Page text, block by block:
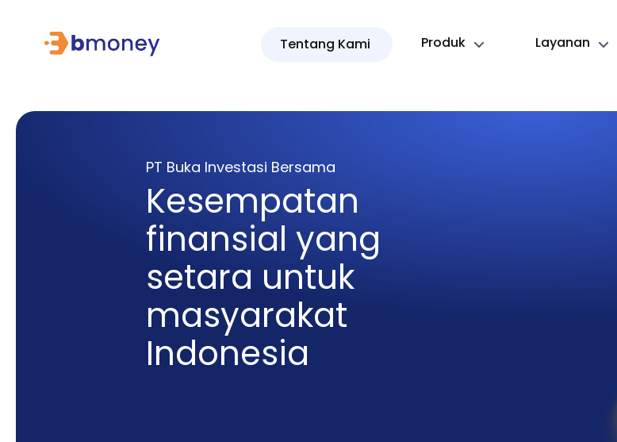
Tentang Kami Produk Layanan
PT Buka Investasi Bersama
Kesempatan
finansial yang
setara untuk
masyarakat
Indonesia